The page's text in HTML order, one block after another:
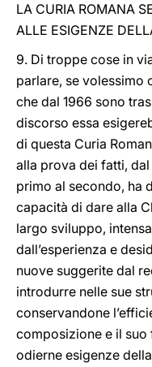
LA CURIA ROMANA
ALLE ESIGENZE
9. Di troppe cose in
parlare, se volessimo
che dal 1966 sono
discorso essa
di questa Curia
alla prova dei fatti,
primo al secondo, ha
capacità di dare alla
largo sviluppo,
dall’esperienza e
nuove suggerite dal
introdurre nelle sue
conservandone
composizione e il
odierne esigenze